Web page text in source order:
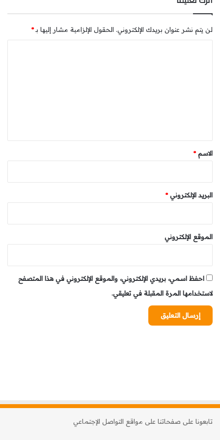
لن يتم نشر عنوان بريدك الإلكتروني. الحقول الإلزامية مشار إليها بـ*
*
الاسم*
البريد الإلكتروني*
الموقع الإلكتروني
احفظ اسمي، بريدي الإلكتروني، والموقع الإلكتروني في هذا المتصفح
لاستخدامها المرة المقبلة في تعليقي.
تابعونا على صفحاتنا على مواقع التواصل الإجتماعي